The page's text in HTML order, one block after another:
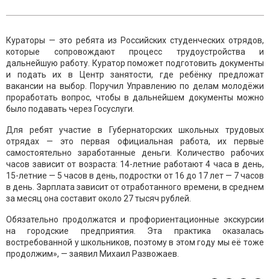
Кураторы — это ребята из Российских студенческих отрядов,
которые сопровождают процесс трудоустройства и
дальнейшую работу. Куратор поможет подготовить документы
и подать их в Центр занятости, где ребёнку предложат
вакансии на выбор. Поручил Управлению по делам молодёжи
проработать вопрос, чтобы в дальнейшем документы можно
было подавать через Госуслуги.
Для ребят участие в Губернаторских школьных трудовых
отрядах — это первая официальная работа, их первые
самостоятельно заработанные деньги. Количество рабочих
часов зависит от возраста: 14-летние работают 4 часа в день,
15-летние — 5 часов в день, подростки от 16 до 17 лет — 7 часов
в день. Зарплата зависит от отработанного времени, в среднем
за месяц она составит около 27 тысяч рублей.
Обязательно продолжатся и профориентационные экскурсии
на городские предприятия. Эта практика оказалась
востребованной у школьников, поэтому в этом году мы её тоже
продолжим», — заявил Михаил Развожаев.